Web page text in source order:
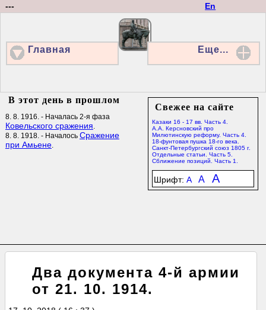
En
---
Главная Еще...
Свежее на сайте
Казаки 16 - 17 вв. Часть 4.
А.А. Керсновский про
Милютинскую реформу. Часть 4.
18-фунтовая пушка 18-го века.
Санкт-Петербургский союз 1805 г.
Отдельные статьи. Часть 5.
Сближение позиций. Часть 1.
Шрифт: A A A
В этот день в прошлом
8. 8. 1916. - Началась 2-я фаза
Ковельского сражения.
8. 8. 1918. - Началось Сражение
при Амьене.
Два документа 4-й армии
от 21. 10. 1914.